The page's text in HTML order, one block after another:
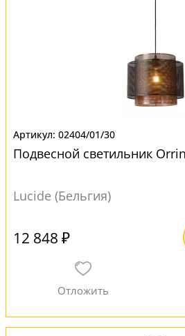
02404/01/30
Подвесной светильник
Lucide (Бельгия)
12 848 ₽